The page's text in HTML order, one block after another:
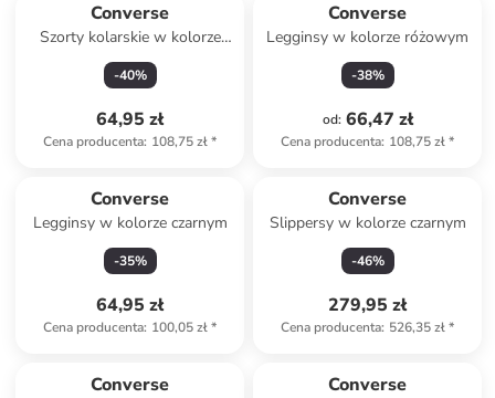
Converse
Szorty kolarskie w kolorze
szarym
-40%
64,95 zł
Cena producenta: 108,75 zł*
Converse
Legginsy w kolorze różowym
-38%
od: 66,47 zł
Cena producenta: 108,75 zł*
Converse
Legginsy w kolorze czarnym
-35%
64,95 zł
Cena producenta: 100,05 zł*
Converse
Slippersy w kolorze czarnym
-46%
279,95 zł
Cena producenta: 526,35 zł*
Converse Converse